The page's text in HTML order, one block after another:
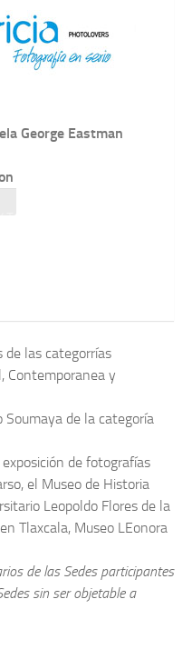
de las categorrías
Contemporanea y
Soumaya de la categoría
de fotografías
el Museo de Historia
Leopoldo Flores de la
Tlaxcala, Museo LEonora
de las Sedes participantes
sin ser objetable a